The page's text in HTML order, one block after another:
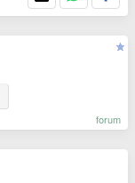
forum